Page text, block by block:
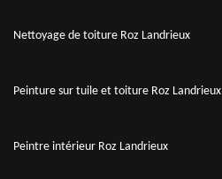
Nettoyage de toiture Roz Landrieux
Peinture sur tuile et toiture Roz Landrieux
Peintre intérieur Roz Landrieux